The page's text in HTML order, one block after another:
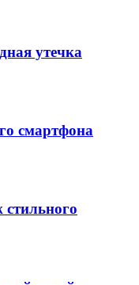
утечка
смартфона